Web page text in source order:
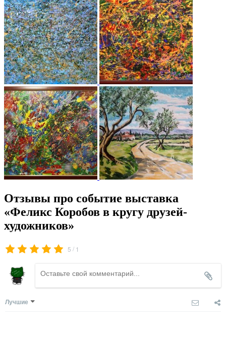
Отзывы про событие выставка
«Феликс Коробов в кругу друзей-
художников»
5 / 1
Лучшие